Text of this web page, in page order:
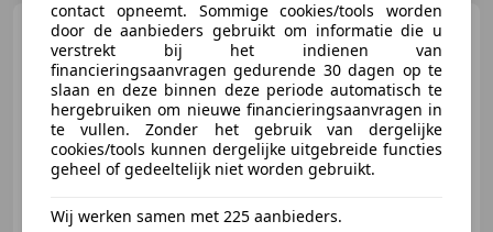
VolkswagenT2 | Nette
€ 16.440
contact opneemt. Sommige cookies/tools worden
door de aanbieders gebruikt om informatie die u
verstrekt bij het indienen van
financieringsaanvragen gedurende 30 dagen op te
slaan en deze binnen deze periode automatisch te
hergebruiken om nieuwe financieringsaanvragen in
te vullen. Zonder het gebruik van dergelijke
cookies/tools kunnen dergelijke uitgebreide functies
geheel of gedeeltelijk niet worden gebruikt.
Wij werken samen met 225 aanbieders.